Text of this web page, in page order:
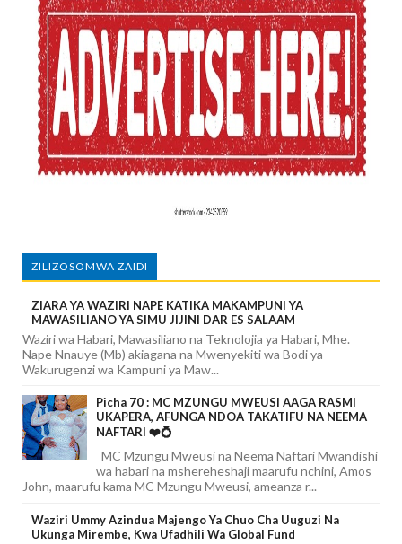
ZILIZOSOMWA ZAIDI
ZIARA YA WAZIRI NAPE KATIKA MAKAMPUNI YA
MAWASILIANO YA SIMU JIJINI DAR ES SALAAM
Waziri wa Habari, Mawasiliano na Teknolojia ya Habari, Mhe.
Nape Nnauye (Mb) akiagana na Mwenyekiti wa Bodi ya
Wakurugenzi wa Kampuni ya Maw...
Picha 70 : MC MZUNGU MWEUSI AAGA RASMI
UKAPERA, AFUNGA NDOA TAKATIFU NA NEEMA
NAFTARI ❤️💍
MC Mzungu Mweusi na Neema Naftari Mwandishi
wa habari na mshereheshaji maarufu nchini, Amos
John, maarufu kama MC Mzungu Mweusi, ameanza r...
Waziri Ummy Azindua Majengo Ya Chuo Cha Uuguzi Na
Ukunga Mirembe, Kwa Ufadhili Wa Global Fund